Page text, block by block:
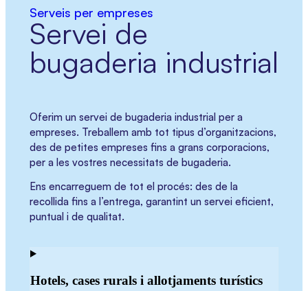
Serveis per empreses
Servei de
bugaderia industrial
Oferim un servei de bugaderia industrial per a
empreses. Treballem amb tot tipus d’organitzacions,
des de petites empreses fins a grans corporacions,
per a les vostres necessitats de bugaderia.
Ens encarreguem de tot el procés: des de la
recollida fins a l’entrega, garantint un servei eficient,
puntual i de qualitat.
Hotels, cases rurals i allotjaments turístics